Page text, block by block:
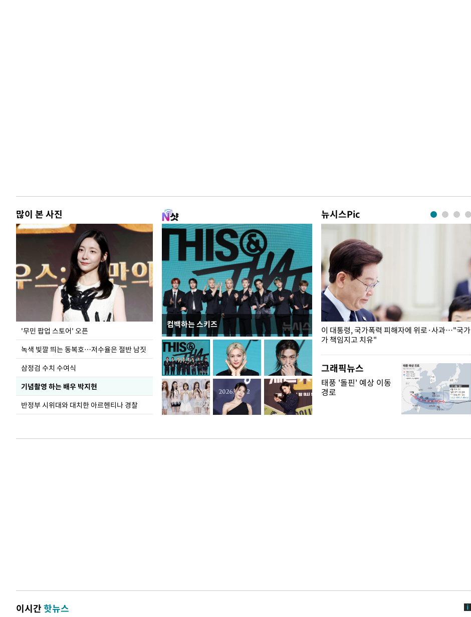
많이 본 사진
'무민 팝업 스토어' 오픈
녹색 빛깔 띄는 동복호…저수율은 절반 남짓
삼정검 수치 수여식
기념촬영 하는 배우 박지현
반정부 시위대와 대치한 아르헨티나 경찰
컴백하는 스키즈
뉴시스Pic
지석천 뒤덮은 개구리밥
이 대통령, 국가폭력 피해자에 위로·사과…"국가
가 책임지고 치유"
그래픽뉴스
태풍 '돌핀' 예상 이동
경로
이시간핫뉴스